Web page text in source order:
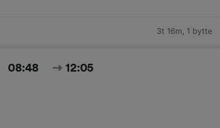
3t 16m, 1 bytte
08:48 12:05